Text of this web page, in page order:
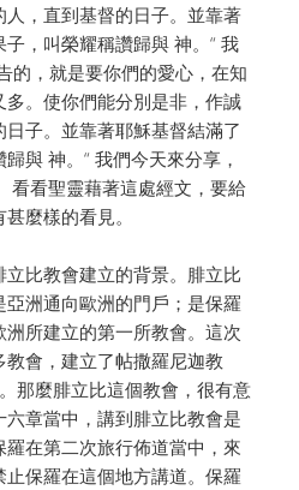
，直到基督的日子。並靠著
，叫榮耀稱讚歸與 神。“ 我
的，就是要你們的愛心，在知
。使你們能分別是非，作誠
子。並靠著耶穌基督結滿了
與 神。“ 我們今天來分享，
看看聖靈藉著這處經文，要給
麼樣的看見。
比教會建立的背景。腓立比
洲通向歐洲的門戶；是保羅
所建立的第一所教會。這次
會，建立了帖撒羅尼迦教
那麼腓立比這個教會，很有意
章當中，講到腓立比教會是
在第二次旅行佈道當中，來
保羅在這個地方講道。保羅